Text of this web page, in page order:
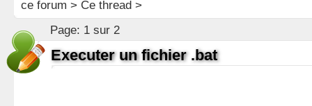
ce forum > Ce thread >
Page: 1 sur 2
Executer un fichier .bat